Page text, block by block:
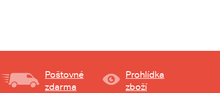
Poštovné
zdarma
Prohlídka
zboží